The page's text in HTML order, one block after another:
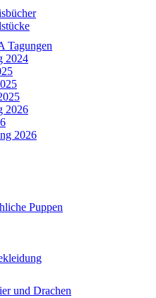
Tagungen
2024
2026
2026
Puppen
und Drachen